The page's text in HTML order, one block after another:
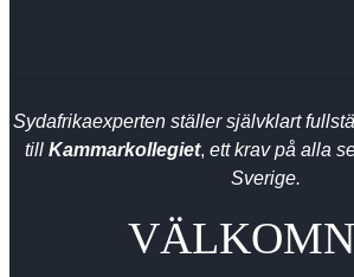
Sydafrikaexperten ställer självklart
tillKammarkollegiet, ett krav på alla
Sverige.